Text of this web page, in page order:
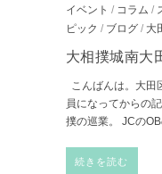
イベント / コラム /
ピック / ブログ / 大
大相撲城南大
こんばんは。大田
員になってからの
撲の巡業。 JCの
続きを読む